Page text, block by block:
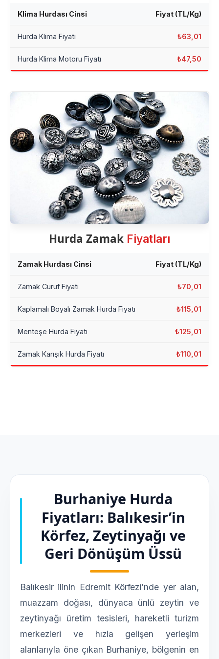
Klima Hurdası Cinsi Fiyat (TL/Kg)
Hurda Klima Fiyatı ₺63,01
Hurda Klima Motoru Fiyatı ₺47,50
Hurda Zamak Fiyatları
Zamak Hurdası Cinsi Fiyat (TL/Kg)
Zamak Curuf Fiyatı ₺70,01
Kaplamalı Boyalı Zamak Hurda Fiyatı ₺115,01
Menteşe Hurda Fiyatı ₺125,01
Zamak Karışık Hurda Fiyatı ₺110,01
Burhaniye Hurda
Fiyatları: Balıkesir’in
Körfez, Zeytinyağı ve
Geri Dönüşüm Üssü
Balıkesir ilinin Edremit Körfezi’nde yer alan,
muazzam doğası, dünyaca ünlü zeytin ve
zeytinyağı üretim tesisleri, hareketli turizm
merkezleri ve hızla gelişen yerleşim
alanlarıyla öne çıkan Burhaniye, bölgenin en